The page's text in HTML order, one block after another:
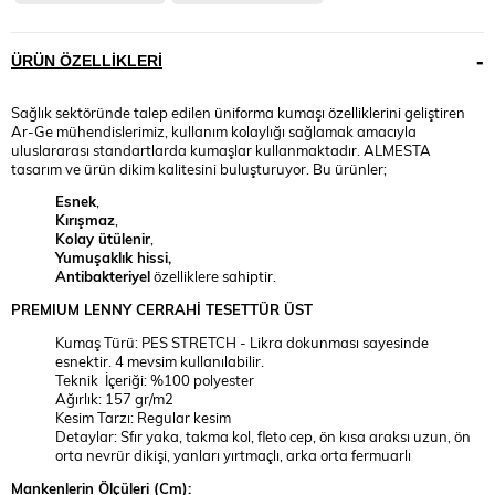
ÜRÜN ÖZELLIKLERI
Sağlık sektöründe talep edilen üniforma kumaşı özelliklerini geliştiren
Ar-Ge mühendislerimiz, kullanım kolaylığı sağlamak amacıyla
uluslararası standartlarda kumaşlar kullanmaktadır. ALMESTA
tasarım ve ürün dikim kalitesini buluşturuyor. Bu ürünler;
Esnek,
Kırışmaz,
Kolay ütülenir,
Yumuşaklık hissi,
Antibakteriyelözelliklere sahiptir.
PREMIUM LENNYCERRAHİ TESETTÜR ÜST
Kumaş Türü: PES STRETCH - Likra dokunması sayesinde
esnektir. 4 mevsim kullanılabilir.
Teknik İçeriği: %100 polyester
Ağırlık: 157 gr/m2
Kesim Tarzı: Regular kesim
Detaylar: Sfır yaka, takma kol, fleto cep, ön kısa araksı uzun, ön
orta nevrür dikişi, yanları yırtmaçlı, arka orta fermuarlı
Mankenlerin Ölçüleri (Cm):